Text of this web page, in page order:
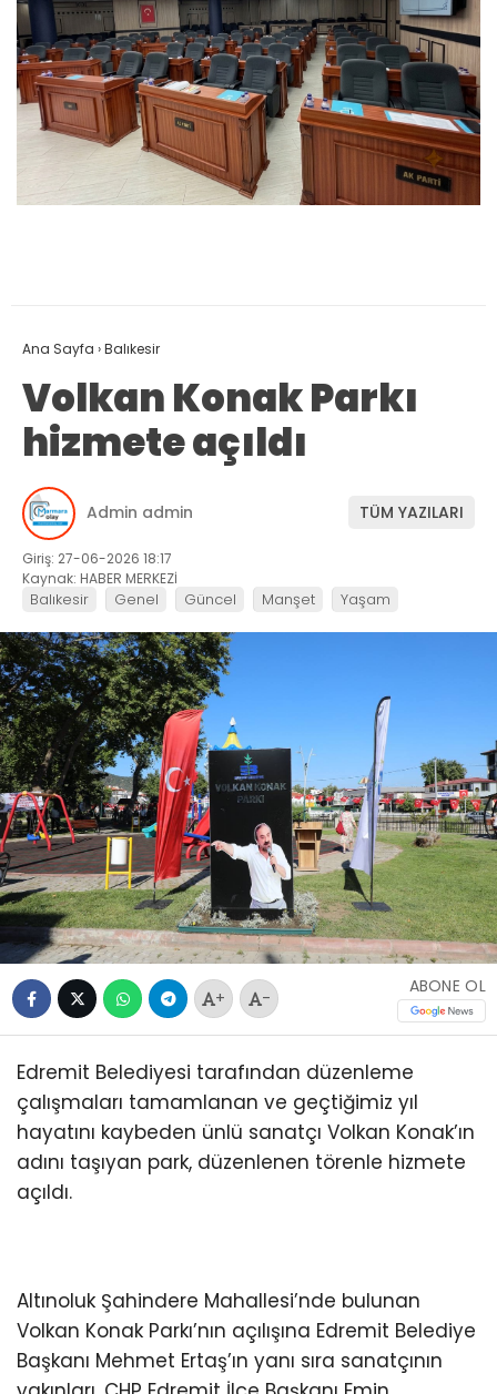
Ana Sayfa ›Balıkesir
Volkan Konak Parkı
hizmete açıldı
Admin admin TÜM YAZILARI
Giriş: 27-06-2026 18:17
Kaynak: HABER MERKEZİ
Balıkesir Genel Güncel Manşet Yaşam
+ -
ABONE OL
Edremit Belediyesi tarafından düzenleme
çalışmaları tamamlanan ve geçtiğimiz yıl
hayatını kaybeden ünlü sanatçı Volkan Konak’ın
adını taşıyan park, düzenlenen törenle hizmete
açıldı.
Altınoluk Şahindere Mahallesi’nde bulunan
Volkan Konak Parkı’nın açılışına Edremit Belediye
Başkanı Mehmet Ertaş’ın yanı sıra sanatçının